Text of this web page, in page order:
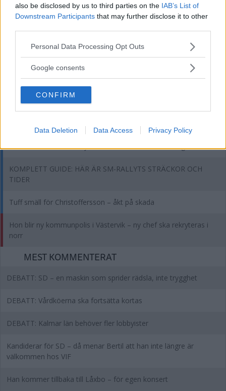
also be disclosed by us to third parties on the IAB’s List of
Downstream Participants that may further disclose it to other
Please note that this website/app uses one or more Google
not limited to your visit or usage behaviour. You may click to
use your data for below specified purposes in below Google
consent section.
Personal Data Processing Opt Outs
Google consents
CONFIRM
Data Deletion Data Access Privacy Policy
KLART: HAN FÖRSTÄRKER VÄSTERVIK INFÖR SLUTSPELET
Nya falska böter – flera drabbade i norra länet
DEBATT: Gärna fler miljardärer – men inte på andras bekostnad
MEST LÄST
Andreas har fått uppdraget – ser till att rusta upp
Publikfavorit i Vimmerby – nu är karriären över för vagabonden
KOMPLETT GUIDE: HÄR ÄR SM-RALLYTS STRÄCKOR OCH
TIDER
Tuff smäll för Christoffersson – åkt på skada
Hon blir ny kommunpolis i Västervik – ny chef ska rekryteras i
norr
MEST KOMMENTERAT
DEBATT: SD – en maskin som sprider rädsla, inte trygghet
DEBATT: Vårdköerna ska fortsätta kortas
DEBATT: Kalmar län behöver fler lobbyister
Kandiderar för SD – då menar Bertil att han inte längre är
välkommen hos VIF
Han kommer tillbaka till Låxbo – för egen konsert